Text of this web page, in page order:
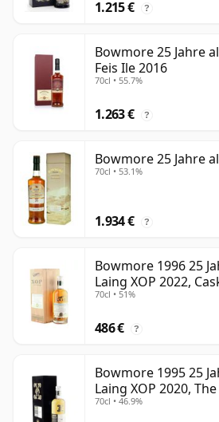
1.215 € ?
Bowmore 25 Jahre
Feis Ile 2016
70cl • 55.7%
1.263 € ?
Bowmore 25 Jahre
70cl • 53.1%
1.934 € ?
Bowmore 1996 25
Laing XOP 2022,
70cl • 51%
486 € ?
Bowmore 1995 25
Laing XOP 2020,
70cl • 46.9%